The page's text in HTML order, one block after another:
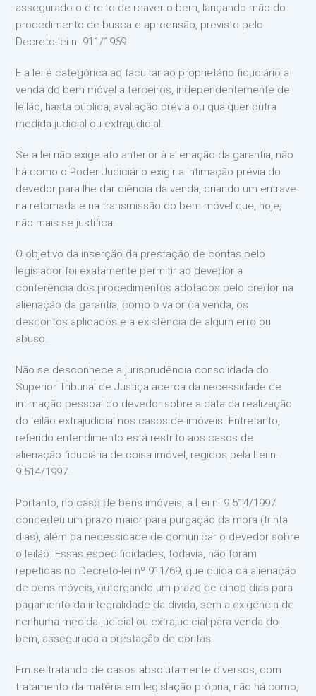
assegurado o direito de reaver o bem, lançando mão do
procedimento de busca e apreensão, previsto pelo
Decreto-lei n. 911/1969.
E a lei é categórica ao facultar ao proprietário fiduciário a
venda do bem móvel a terceiros, independentemente de
leilão, hasta pública, avaliação prévia ou qualquer outra
medida judicial ou extrajudicial.
Se a lei não exige ato anterior à alienação da garantia, não
há como o Poder Judiciário exigir a intimação prévia do
devedor para lhe dar ciência da venda, criando um entrave
na retomada e na transmissão do bem móvel que, hoje,
não mais se justifica.
O objetivo da inserção da prestação de contas pelo
legislador foi exatamente permitir ao devedor a
conferência dos procedimentos adotados pelo credor na
alienação da garantia, como o valor da venda, os
descontos aplicados e a existência de algum erro ou
abuso.
Não se desconhece a jurisprudência consolidada do
Superior Tribunal de Justiça acerca da necessidade de
intimação pessoal do devedor sobre a data da realização
do leilão extrajudicial nos casos de imóveis. Entretanto,
referido entendimento está restrito aos casos de
alienação fiduciária de coisa imóvel, regidos pela Lei n.
9.514/1997.
Portanto, no caso de bens imóveis, a Lei n. 9.514/1997
concedeu um prazo maior para purgação da mora (trinta
dias), além da necessidade de comunicar o devedor sobre
o leilão. Essas especificidades, todavia, não foram
repetidas no Decreto-lei nº 911/69, que cuida da alienação
de bens móveis, outorgando um prazo de cinco dias para
pagamento da integralidade da dívida, sem a exigência de
nenhuma medida judicial ou extrajudicial para venda do
bem, assegurada a prestação de contas.
Em se tratando de casos absolutamente diversos, com
tratamento da matéria em legislação própria, não há como,